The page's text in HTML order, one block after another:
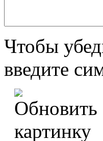
Чтобы
введите